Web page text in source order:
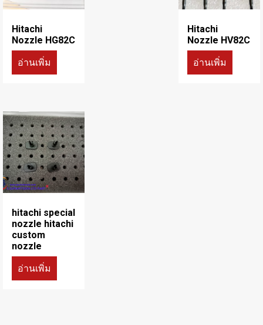
Hitachi
Nozzle HG82C
อ่านเพิ่ม
Hitachi
Nozzle HV82C
อ่านเพิ่ม
hitachi special
nozzle hitachi
custom
nozzle
อ่านเพิ่ม